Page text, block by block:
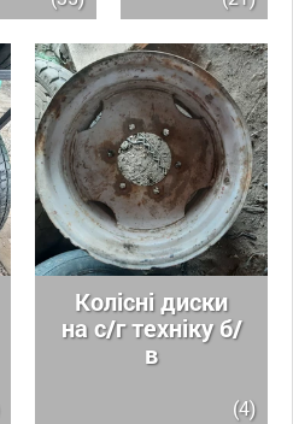
Колісні диски
на с/г техніку б/
в
(4)